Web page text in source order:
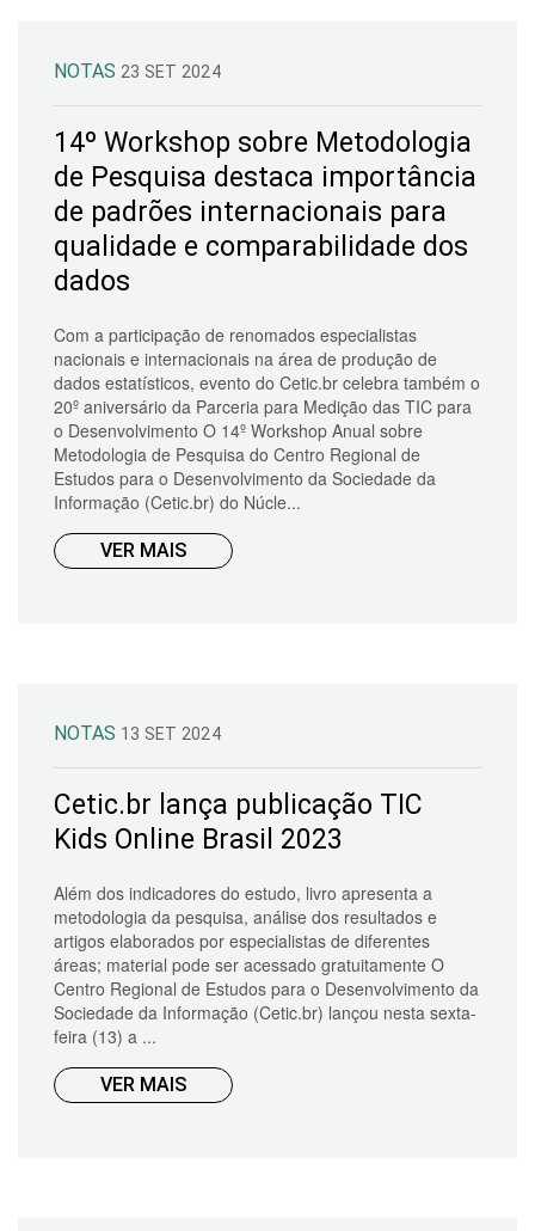
NOTAS 23 SET 2024
14º Workshop sobre Metodologia
de Pesquisa destaca importância
de padrões internacionais para
qualidade e comparabilidade dos
dados
Com a participação de renomados especialistas
nacionais e internacionais na área de produção de
dados estatísticos, evento do Cetic.br celebra também o
20º aniversário da Parceria para Medição das TIC para
o Desenvolvimento O 14º Workshop Anual sobre
Metodologia de Pesquisa do Centro Regional de
Estudos para o Desenvolvimento da Sociedade da
Informação (Cetic.br) do Núcle...
VER MAIS
NOTAS 13 SET 2024
Cetic.br lança publicação TIC
Kids Online Brasil 2023
Além dos indicadores do estudo, livro apresenta a
metodologia da pesquisa, análise dos resultados e
artigos elaborados por especialistas de diferentes
áreas; material pode ser acessado gratuitamente O
Centro Regional de Estudos para o Desenvolvimento da
Sociedade da Informação (Cetic.br) lançou nesta sexta-
feira (13) a ...
VER MAIS